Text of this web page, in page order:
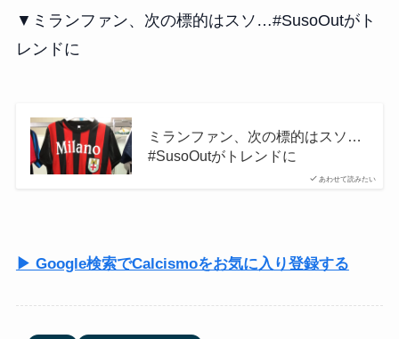
▼ミランファン、次の標的はスソ…#SusoOutがト
レンドに
あわせて読みたい
ミランファン、次の標的はスソ…
#SusoOutがトレンドに
▶ Google検索でCalcismoをお気に入り登録する